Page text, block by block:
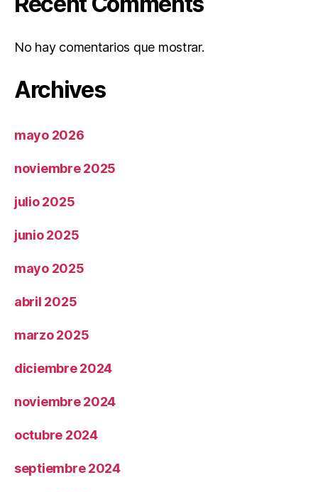
No hay comentarios que mostrar.
Archives
mayo 2026
noviembre 2025
julio 2025
junio 2025
mayo 2025
abril 2025
marzo 2025
diciembre 2024
noviembre 2024
octubre 2024
septiembre 2024